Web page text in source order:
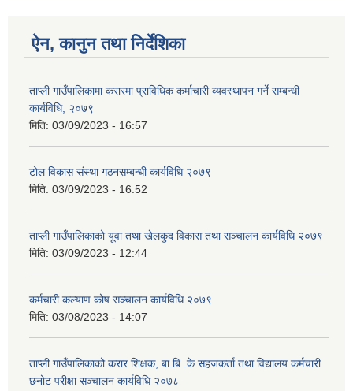
ऐन, कानुन तथा निर्देशिका
ताप्ली गाउँपालिकामा करारमा प्राविधिक कर्माचारी व्यवस्थापन गर्ने सम्बन्धी
कार्यविधि, २०७९
मिति: 03/09/2023 - 16:57
टोल विकास संस्था गठनसम्बन्धी कार्यविधि २०७९
मिति: 03/09/2023 - 16:52
ताप्ली गाउँपालिकाको यूवा तथा खेलकुद विकास तथा सञ्चालन कार्यविधि २०७९
मिति: 03/09/2023 - 12:44
कर्मचारी कल्याण कोष सञ्चालन कार्यविधि २०७९
मिति: 03/08/2023 - 14:07
ताप्ली गाउँपालिकाको करार शिक्षक, बा.बि .के सहजकर्ता तथा विद्यालय कर्मचारी
छनोट परीक्षा सञ्चालन कार्यविधि २०७८